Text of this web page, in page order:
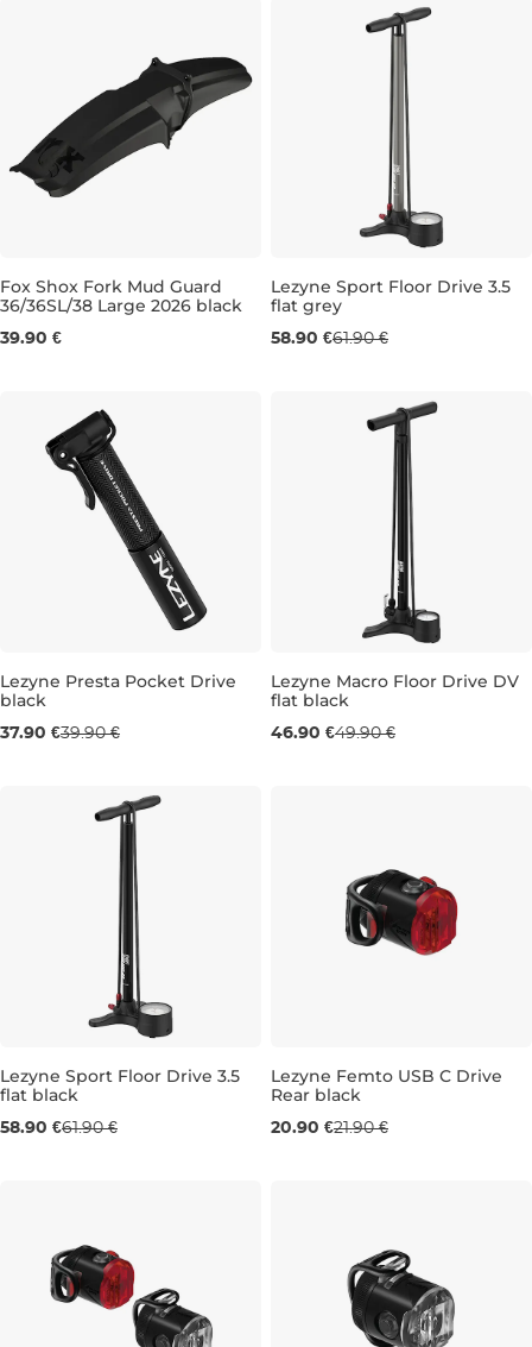
Fox Shox Fork Mud Guard
36/36SL/38 Large 2026 black
39.90 €
Lezyne Sport Floor Drive 3.5
flat grey
58.90 €61.90 €
Lezyne Presta Pocket Drive
black
37.90 €39.90 €
Lezyne Macro Floor Drive DV
flat black
46.90 €49.90 €
Lezyne Sport Floor Drive 3.5
flat black
58.90 €61.90 €
Lezyne Femto USB C Drive
Rear black
20.90 €21.90 €